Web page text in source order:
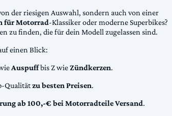
der riesigen Auswahl, sondern auch von einer
für Motorrad-Klassiker oder moderne Superbikes?
zu finden, die für dein Modell zugelassen sind.
einen Blick:
Auspuffbis Z wieZündkerzen.
Qualitätzu besten Preisen.
ab 100,-€ bei Motorradteile Versand.